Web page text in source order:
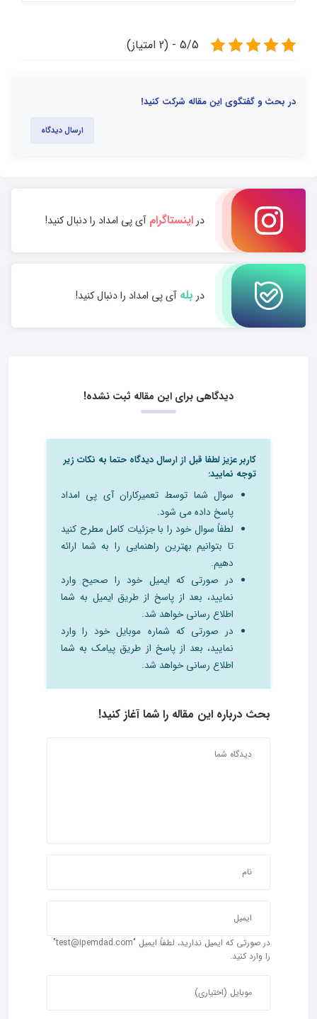
5/5 - (2 امتیاز)
در بحث و گفتگوی این مقاله شرکت کنید!
ارسال دیدگاه
دراینستاگرامآی پی امداد را دنبال کنید!
در بلهآی پی امداد را دنبال کنید!
دیدگاهی برای این مقاله ثبت نشده!
کاربر عزیز لطفا قبل از ارسال دیدگاه حتما به نکات زیر
توجه نمایید:
سوال شما توسط تعمیرکاران آی پی امداد
پاسخ داده می شود.
لطفاً سوال خود را با جزئیات کامل مطرح کنید
تا بتوانیم بهترین راهنمایی را به شما ارائه
دهیم.
در صورتی که ایمیل خود را صحیح وارد
نمایید، بعد از پاسخ از طریق ایمیل به شما
اطلاع رسانی خواهد شد.
در صورتی که شماره موبایل خود را وارد
نمایید، بعد از پاسخ از طریق پیامک به شما
اطلاع رسانی خواهد شد.
بحث درباره این مقاله را شما آغاز کنید!
در صورتی که ایمیل ندارید، لطفاً ایمیل "test@ipemdad.com"
را وارد کنید.